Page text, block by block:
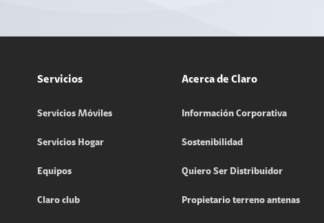
Servicios
Servicios Móviles
Servicios Hogar
Equipos
Claro club
Acerca de Claro
Información Corporativa
Sostenibilidad
Quiero Ser Distribuidor
Propietario terreno antenas